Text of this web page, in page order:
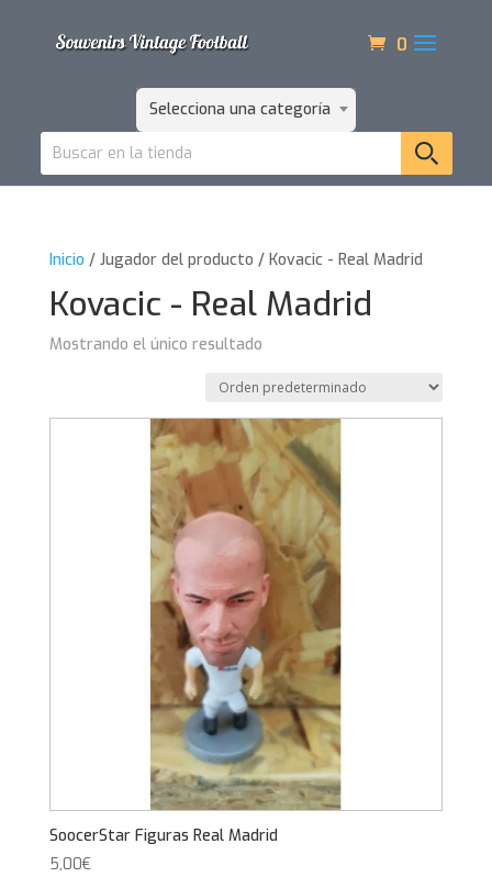
0
Selecciona una categoría
Inicio / Jugador del producto / Kovacic - Real Madrid
Kovacic - Real Madrid
Mostrando el único resultado
SoocerStar Figuras Real Madrid
5,00€